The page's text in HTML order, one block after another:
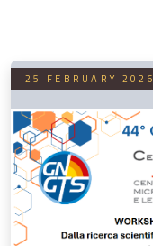
25 FEBRUARY 2026